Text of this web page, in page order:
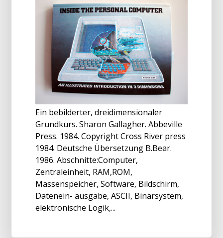
Ein bebilderter, dreidimensionaler
Grundkurs. Sharon Gallagher. Abbeville
Press. 1984. Copyright Cross River press
1984. Deutsche Übersetzung B.Bear.
1986. Abschnitte:Computer,
Zentraleinheit, RAM,ROM,
Massenspeicher, Software, Bildschirm,
Datenein- ausgabe, ASCII, Binärsystem,
elektronische Logik,...